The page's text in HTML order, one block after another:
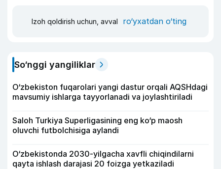
Izoh qoldirish uchun, avval ro‘yxatdan o‘ting
So‘nggi yangiliklar
O‘zbekiston fuqarolari yangi dastur orqali AQSHdagi
mavsumiy ishlarga tayyorlanadi va joylashtiriladi
Saloh Turkiya Superligasining eng ko‘p maosh
oluvchi futbolchisiga aylandi
O‘zbekistonda 2030-yilgacha xavfli chiqindilarni
qayta ishlash darajasi 20 foizga yetkaziladi